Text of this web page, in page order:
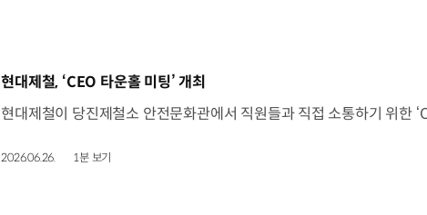
[동영상]
현대제철, ‘CEO 타운홀 미팅’ 개최
2026.06.26. 1분 보기